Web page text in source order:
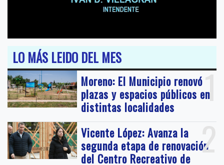
LO MÁS LEIDO DEL MES
1
Moreno: El Municipio renovó
plazas y espacios públicos en
distintas localidades
2
Vicente López: Avanza la
segunda etapa de renovación
del Centro Recreativo de